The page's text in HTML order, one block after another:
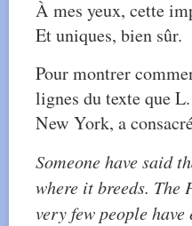
À mes yeux, cette
Et uniques, bien sûr.
Pour montrer
lignes du texte que
New York, a
Someone have said
where it breeds. The
very few people